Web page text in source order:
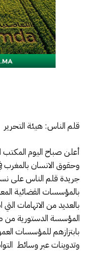
قلم الناس: هيئة التحرير
أعلن صباح اليوم المكتب
وحقوق الانسان بالمغرب
جريدة قلم الناس على
بالمؤسسات القضائية
بالعديد من الاتهامات
المؤسسة الدستورية
بابتزازهم للمؤسسات
وتدوينات عبر وسائط